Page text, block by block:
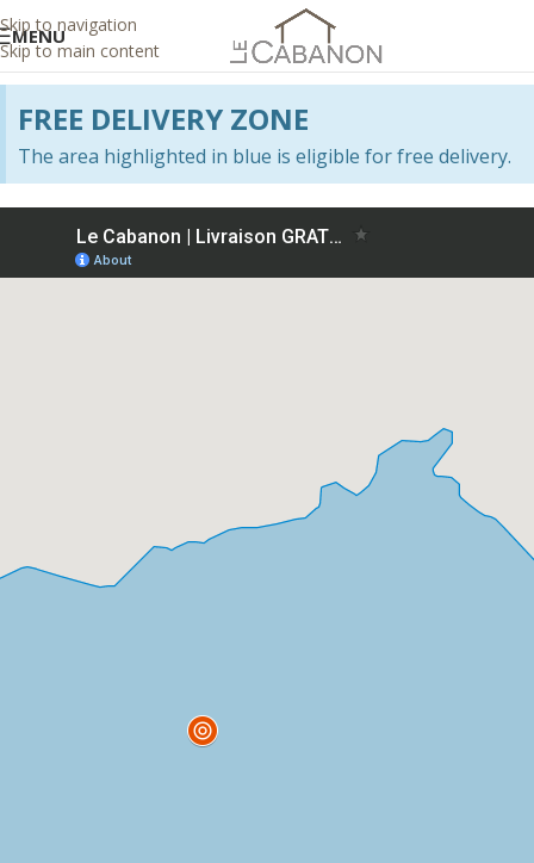
Skip to navigation
Skip to main content
MENU
FREE DELIVERY ZONE
The area highlighted in blue is eligible for free delivery.